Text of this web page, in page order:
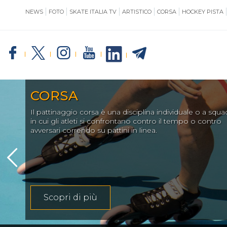
NEWS FOTO SKATE ITALIA TV ARTISTICO CORSA HOCKEY PISTA
SKATE ITALIA
GIUSTIZIA
IMPIANTISTICA